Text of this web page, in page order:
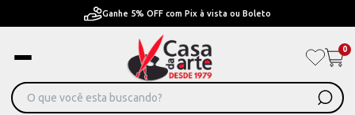
Pague em Até 6x sem juros
0